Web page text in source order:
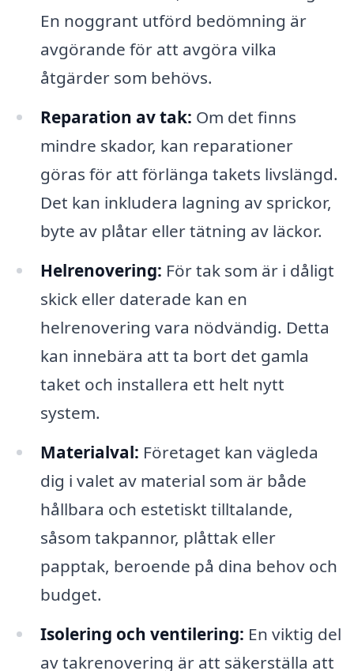
En noggrant utförd bedömning är
avgörande för att avgöra vilka
åtgärder som behövs.
Reparation av tak: Om det finns
mindre skador, kan reparationer
göras för att förlänga takets livslängd.
Det kan inkludera lagning av sprickor,
byte av plåtar eller tätning av läckor.
Helrenovering: För tak som är i dåligt
skick eller daterade kan en
helrenovering vara nödvändig. Detta
kan innebära att ta bort det gamla
taket och installera ett helt nytt
system.
Materialval: Företaget kan vägleda
dig i valet av material som är både
hållbara och estetiskt tilltalande,
såsom takpannor, plåttak eller
papptak, beroende på dina behov och
budget.
Isolering och ventilering: En viktig del
av takrenovering är att säkerställa att